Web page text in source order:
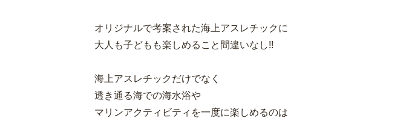
オリジナルで考案された海上アスレチックに
大人も子どもも楽しめること間違いなし!!
海上アスレチックだけでなく
透き通る海での海水浴や
マリンアクティビティを一度に楽しめるのは